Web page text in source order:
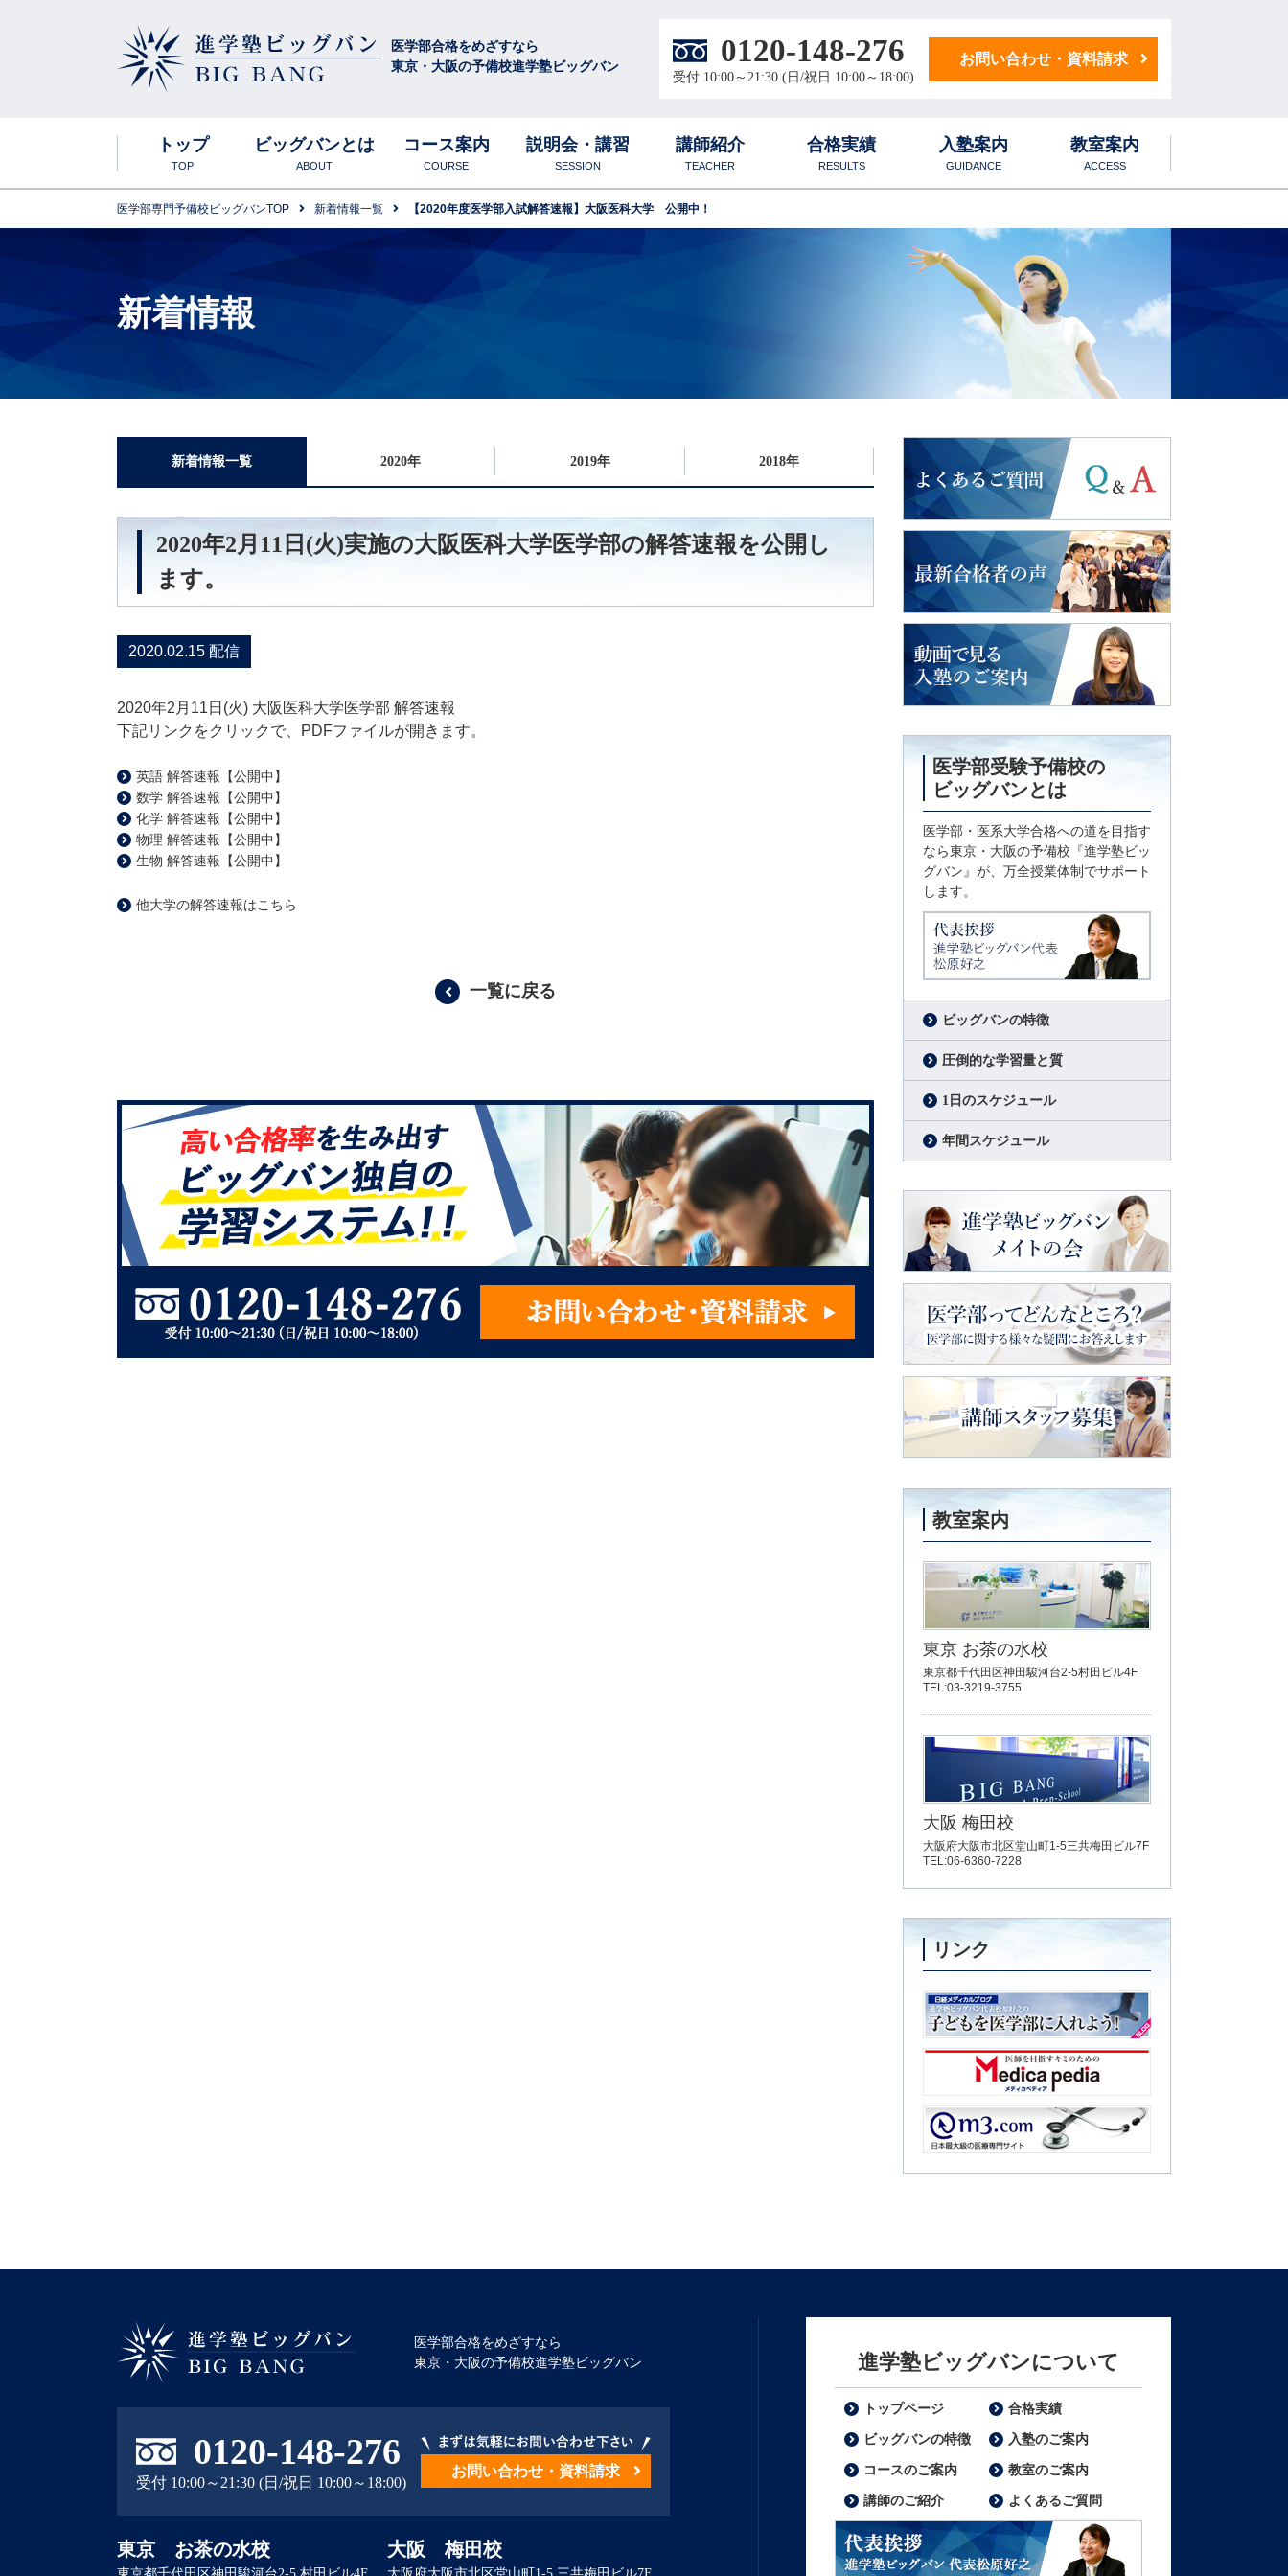
医学部合格をめざすなら
東京・大阪の予備校進学塾ビッグバン
0120-148-276
受付 10:00～21:30 (日/祝日 10:00～18:00)
お問い合わせ・資料請求
トップ
TOP
ビッグバンとは
ABOUT
圧倒的な学習量と質 1日のスケジュール
コース案内
COURSE
説明会・講習
SESSION
後期対策講座
講師紹介
TEACHER
化学科
国語・小論文科
地歴・公民科
合格実績
RESULTS
入塾案内
GUIDANCE
教室案内
ACCESS
学生寮
学生マンション
医学部専門予備校ビッグバンTOP 新着情報一覧 【2020年度医学部入試解答速報】大阪医科大学 公開中！
新着情報
新着情報一覧 2020年 2019年 2018年
2020年2月11日(火)実施の大阪医科大学医学部の解答速報を公開し
ます。
2020.02.15 配信
2020年2月11日(火) 大阪医科大学医学部 解答速報
下記リンクをクリックで、PDFファイルが開きます。
英語 解答速報【公開中】
数学 解答速報【公開中】
化学 解答速報【公開中】
物理 解答速報【公開中】
生物 解答速報【公開中】
他大学の解答速報はこちら
一覧に戻る
よくあるご質問
2018年度入試
最新合格者の声
入塾のご案内
医学部受験予備校の
ビッグバンとは
医学部・医系大学合格への道を目指す
なら東京・大阪の予備校『進学塾ビッ
グバン』が、万全授業体制でサポート
します。
松原好之
ビッグバンの特徴
圧倒的な学習量と質
1日のスケジュール
年間スケジュール
進学塾ビッグバン
メイトの会
医学部ってどんなところ？医学部に関
する様々な疑問にお答えします
教室案内
東京 お茶の水校
東京都千代田区神田駿河台2-5村田ビル4F
TEL:03-3219-3755
大阪 梅田校
大阪府大阪市北区堂山町1-5三共梅田ビル7F
TEL:06-6360-7228
リンク
子どもを医学部に入れよう！
Medica pedia
医学部合格をめざすなら
東京・大阪の予備校進学塾ビッグバン
0120-148-276
受付 10:00～21:30 (日/祝日 10:00～18:00)
お問い合わせ・資料請求
東京 お茶の水校 大阪 梅田校
進学塾ビッグバンについて
トップページ 合格実績
ビッグバンの特徴 入塾のご案内
コースのご案内 教室のご案内
講師のご紹介 よくあるご質問